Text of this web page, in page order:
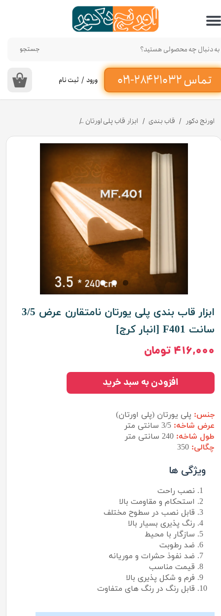
تماس ۳۲ ۲۱۰ ۲۸۴-۰۲۱‌
جستجو
۰ ورود / ثبت نام
حساب کاربری من
تغییر گذر واژه
سفارشات
خروج از حساب کاربری
اورنج دکور قاب بندی ابزار قاب پلی اورتان
ابزار قاب بندی پلی یورتان نامتقارن عرض 3/5
سانت F401 [انبار کرج]
۴۱۶,۰۰۰ تومان
جنس: پلی یورتان (پلی اورتان)
عرض شاخه: 3/5 سانتی متر
طول شاخه:
چگالی:
ویژگی ها
نصب راحت
استحکام و مقاومت بالا
قابل نصب در سطوح مختلف
رنگ پذیری بسیار بالا
سازگار با محیط
ضد رطوبت
ضد نفوذ حشرات و موریانه
قیمت مناسب
فرم و شکل پذیری بالا
قابل رنگ در رنگ های متفاوت
افزودن به سبد خرید